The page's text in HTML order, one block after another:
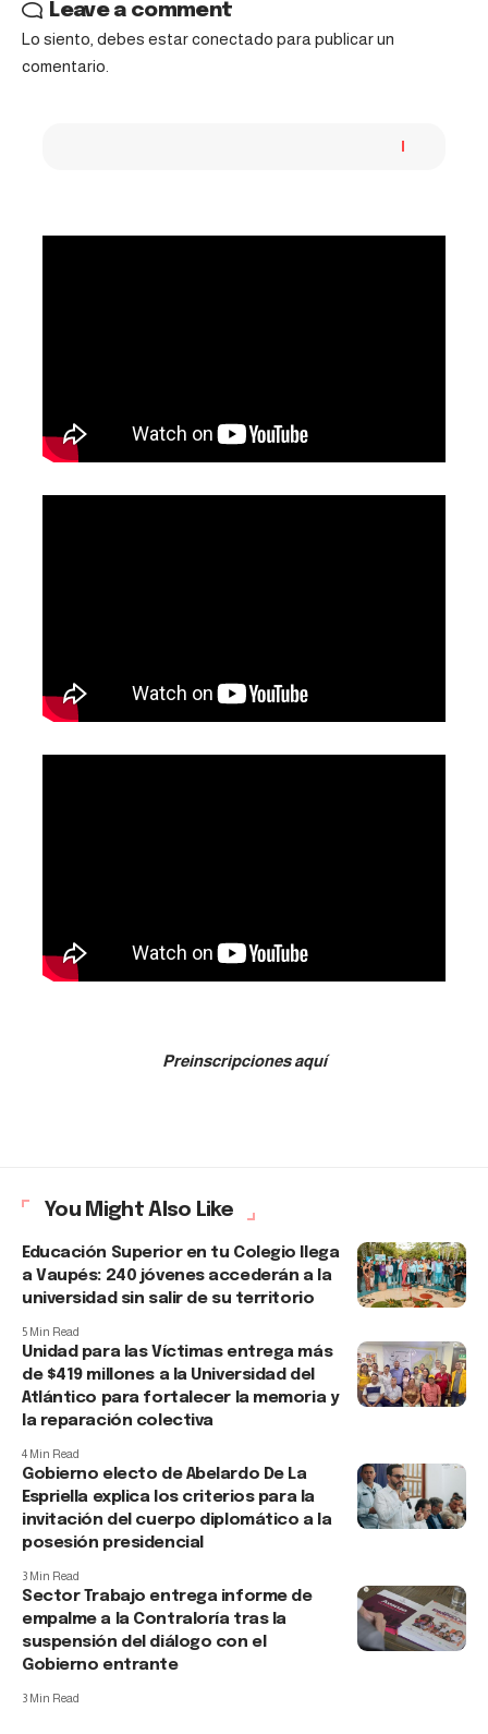
Leave a comment
Lo siento, debes estarconectado para publicar un
comentario.
Preinscripciones aquí
You Might Also Like
Educación Superior en tu Colegio llega
a Vaupés: 240 jóvenes accederán a la
universidad sin salir de su territorio
5 Min Read
Unidad para las Víctimas entrega más
de $419 millones a la Universidad del
Atlántico para fortalecer la memoria y
la reparación colectiva
4 Min Read
Gobierno electo de Abelardo De La
Espriella explica los criterios para la
invitación del cuerpo diplomático a la
posesión presidencial
3 Min Read
Sector Trabajo entrega informe de
empalme a la Contraloría tras la
suspensión del diálogo con el
Gobierno entrante
3 Min Read